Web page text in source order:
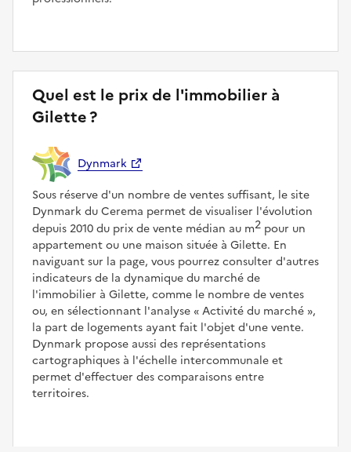
Quel est le prix de l'immobilier à
Gilette ?
Dynmark
Sous réserve d'un nombre de ventes suffisant, le site
Dynmark du Cerema permet de visualiser l'évolution
depuis 2010 du prix de vente médian au m2 pour un
appartement ou une maison située à Gilette. En
naviguant sur la page, vous pourrez consulter d'autres
indicateurs de la dynamique du marché de
l'immobilier à Gilette, comme le nombre de ventes
ou, en sélectionnant l'analyse
Activité du marché ,
la part de logements ayant fait l'objet d'une vente.
Dynmark propose aussi des représentations
cartographiques à l'échelle intercommunale et
permet d'effectuer des comparaisons entre
territoires.